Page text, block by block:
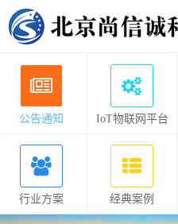
公告通知 IoT物联网平台
行业方案 经典案例